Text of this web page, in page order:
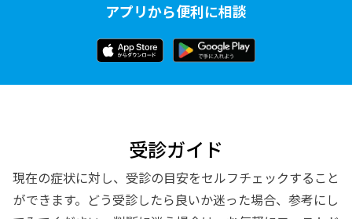
アプリから便利に相談
受診ガイド
現在の症状に対し、受診の目安をセルフチェックすること
ができます。どう受診したら良いか迷った場合、参考にし